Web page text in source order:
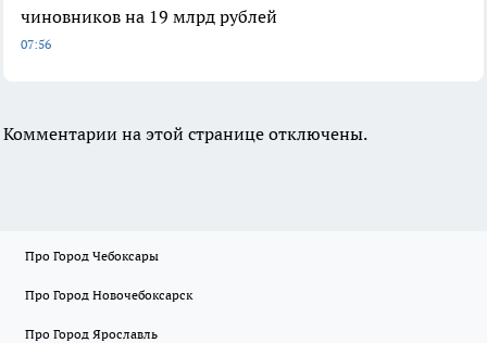
чиновников на 19 млрд рублей
07:56
Комментарии на этой странице отключены.
Про Город Чебоксары
Про Город Новочебоксарск
Про Город Ярославль